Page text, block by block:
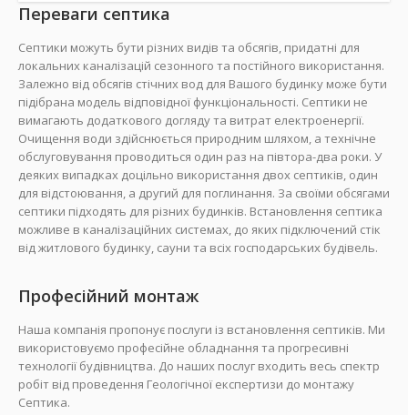
Переваги септика
Септики можуть бути різних видів та обсягів, придатні для
локальних каналізацій сезонного та постійного використання.
Залежно від обсягів стічних вод для Вашого будинку може бути
підібрана модель відповідної функціональності. Септики не
вимагають додаткового догляду та витрат електроенергії.
Очищення води здійснюється природним шляхом, а технічне
обслуговування проводиться один раз на півтора-два роки. У
деяких випадках доцільно використання двох септиків, один
для відстоювання, а другий для поглинання. За своїми обсягами
септики підходять для різних будинків. Встановлення септика
можливе в каналізаційних системах, до яких підключений стік
від житлового будинку, сауни та всіх господарських будівель.
Професійний монтаж
Наша компанія пропонує послуги із встановлення септиків. Ми
використовуємо професійне обладнання та прогресивні
технології будівництва. До наших послуг входить весь спектр
робіт від проведення Геологічної експертизи до монтажу
Септика.